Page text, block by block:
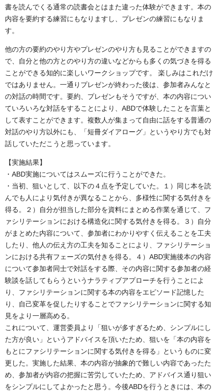
書を読んでくる通常の読書会とはまた違った体験ができます。本の
内容を要約する練習にもなりますし、プレゼンの練習にもなりま
す。
他の方の要約のやり方やプレゼンのやり方も見ることができますの
で、自分と他の方とのやり方の違いなどからも多くの気づきを得る
ことができる知的に楽しいワークショップです。 楽しみはこれだけ
ではありません。一通りプレゼンが終わった後は、参加者みんなと
の対話の時間です。要約、プレゼンもそうですが、本の内容につい
ていろいろな対話をすることにより、ABDで体験したことを言葉と
して表すことができます。複数人が集まって自由に話をする普通の
対話のやり方以外にも、「短冊ダイアローグ」というやり方でも対
話していただこうと思っています。
【実施結果】
・ABD実施についてはスムーズに行うことができた。
・当初、狙いとして、以下の４点を予定していた。１）同じ本を読
んでも人により気付きが異なることから、多様性に関する気付きを
得る。２）自分が担当した部分を資料にまとめる作業を通じて、フ
ァシリテーションにおける構造化に関する気付きを得る。３）自分
がまとめた内容について、参加者にわかりやすく伝えることを工夫
したり、他人の伝え方の工夫を知ることにより、ファシリテーショ
ンにおける共有フェーズの気付きを得る。４）ABD実施後本の内容
について参加者同士で対話をする際、その内容に関する参加者の経
験談を話してもらうというナラティブアプローチを行うことによ
り、ファシリテーションに関する本の内容をエピソード記憶した
り、自己変革を促したりすることでファシリテーションに関する知
見をより一層高める。
これについて、運営委員より「狙いが多すぎるため、シンプルにし
た方が良い」というアドバイスを頂いたため、狙いを「本の内容を
もとにファシリテーションに関する気付きを得る」というものに変
更した。実施した結果、本の内容が抽象的で難しい内容であったた
め、参加者が内容の把握に苦労していたため、アドバイス通り狙い
をシンプルにしてよかったと思う。今後ABDを行うときには、本の